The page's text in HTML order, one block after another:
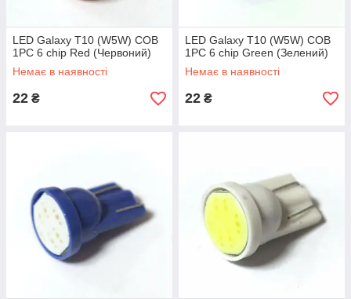
LED Galaxy T10 (W5W) COB
1PC 6 chip Red (Червоний)
Немає в наявності
22 ₴
LED Galaxy T10 (W5W) COB
1PC 6 chip Green (Зелений)
Немає в наявності
22 ₴